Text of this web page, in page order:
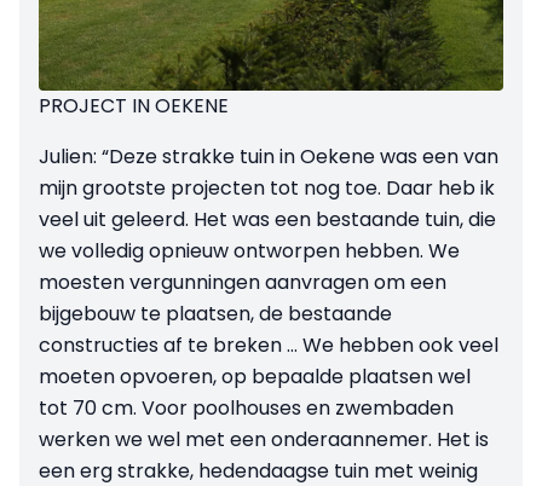
PROJECT IN OEKENE
Julien: “Deze strakke tuin in Oekene was een van
mijn grootste projecten tot nog toe. Daar heb ik
veel uit geleerd. Het was een bestaande tuin, die
we volledig opnieuw ontworpen hebben. We
moesten vergunningen aanvragen om een
bijgebouw te plaatsen, de bestaande
constructies af te breken ... We hebben ook veel
moeten opvoeren, op bepaalde plaatsen wel
tot 70 cm. Voor poolhouses en zwembaden
werken we wel met een onderaannemer. Het is
een erg strakke, hedendaagse tuin met weinig